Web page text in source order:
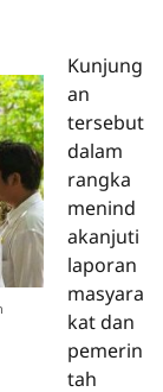
Kunjung
an
tersebut
dalam
rangka
menind
akanjuti
laporan
masyara
kat dan
pemerin
tah